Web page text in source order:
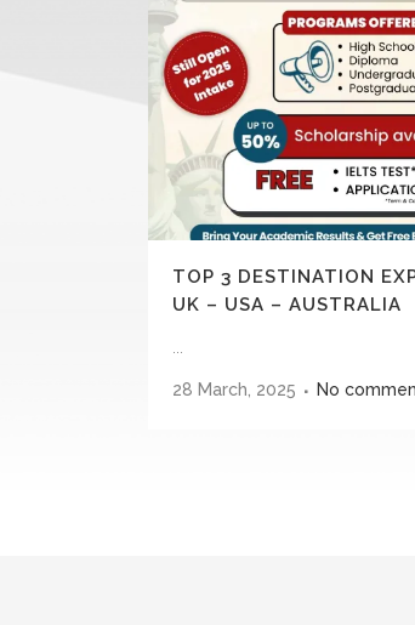
TOP 3 DESTINATION
UK – USA – AUSTRALIA
28 March, 2025 No